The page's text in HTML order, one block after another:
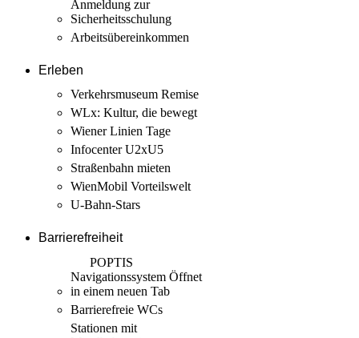
Anmeldung zur
Sicherheits­schulung
Arbeits­übereinkommen
Erleben
Verkehrsmuseum Remise
WLx: Kultur, die bewegt
Wiener Linien Tage
Infocenter U2xU5
Straßenbahn mieten
WienMobil Vorteilswelt
U-Bahn-Stars
Barrierefreiheit
POPTIS
Navigationssystem Öffnet
in einem neuen Tab
Barrierefreie WCs
Stationen mit